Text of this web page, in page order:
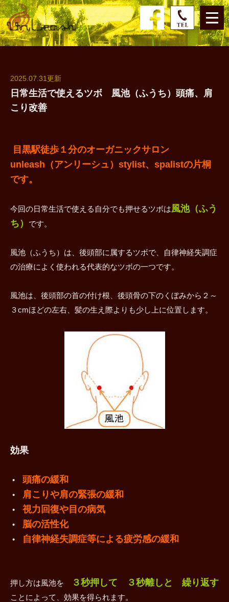
2025.07.31更新
日常生活で使えるツボ 風池（ふうち）頭痛、肩
こり改善
目黒駅徒歩１分のオーガニックサロン
unleash（アンリーシュ）stylist、spalistの片桐
です。
今回の日常生活で使える自分でも押せるツボは風池（ふう
ち）
です。
風池（ふうち）は、後頭部に属するツボで、自律神経失調症
の治療によく使われる代表的なツボの一つです。
風池は、後頭部の首の付け根、後頭骨の下のくぼみから２～
３cmほどの左右、髪の生え際よりも少し上に位置します。
効果
• 頭痛の緩和
• 肩こりや肩の緊張の緩和
• 視力回復や目の病気
• 脳の活性化
• 自律神経失調症等による疲労感の緩和
押し方は風池を ３秒押して ３秒離しと 繰り返す
ことによって、効果を得られます。